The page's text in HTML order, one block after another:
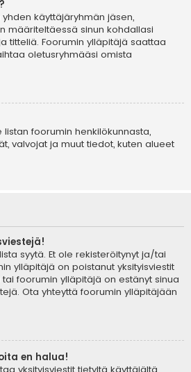
käyttäjäryhmän jäsen,
määriteltäessä sinun kohdallasi
titteliä. Foorumin ylläpitäjä saattaa
oletusryhmääsi omista
foorumin henkilökunnasta,
valvojat ja muut tiedot, kuten alueet
syytä. Et ole rekisteröitynyt ja/tai
ylläpitäjä on poistanut yksityisviestit
foorumin ylläpitäjä on estänyt sinua
Ota yhteyttä foorumin ylläpitäjään
en halua!
yksityisviestit tietyltä käyttäjältä